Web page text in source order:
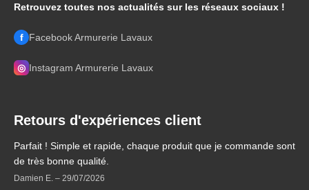
Retrouvez toutes nos actualités sur les réseaux sociaux !
f Facebook Armurerie Lavaux
◎ Instagram Armurerie Lavaux
Retours d'expériences client
Parfait ! Simple et rapide, chaque produit que je commande sont
de très bonne qualité.
Damien E. – 29/07/2026